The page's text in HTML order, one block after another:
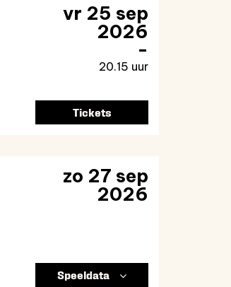
vr 25 sep
2026
20.15 uur
Tickets
zo 27 sep
2026
Speeldata